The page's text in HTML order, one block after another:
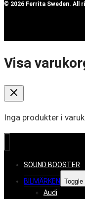
© 2026 Ferrita Sweden. All
Visa
Inga produkter i
SOUND BOOSTER
BILMÄRKEN
Audi